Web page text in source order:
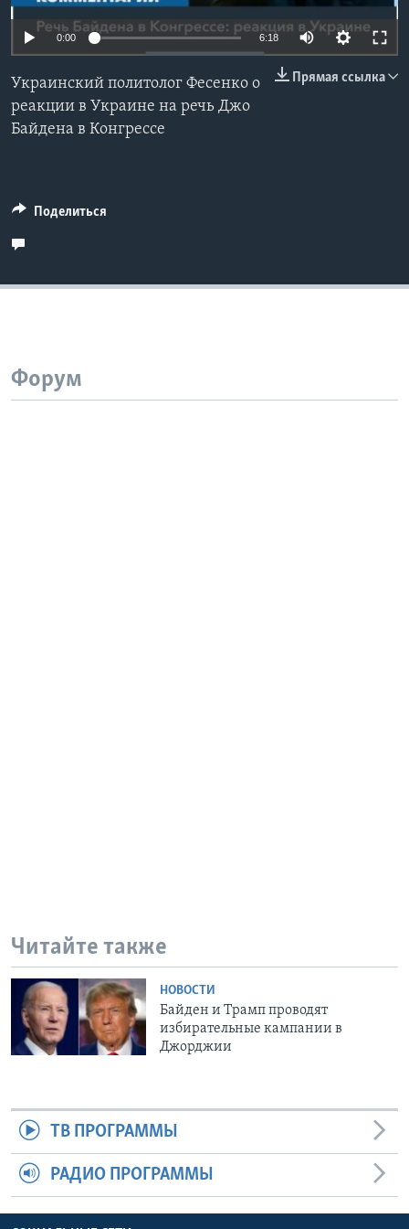
Learning English
СОЦИАЛЬНЫЕ СЕТИ
0:00 6:18
Прямая ссылка
Украинский политолог Фесенко о
реакции в Украине на речь Джо
Байдена в Конгрессе
Поделиться
Форум
Читайте также
НОВОСТИ
Байден и Трамп проводят
избирательные кампании в
Джорджии
ТВ ПРОГРАММЫ
РАДИО ПРОГРАММЫ